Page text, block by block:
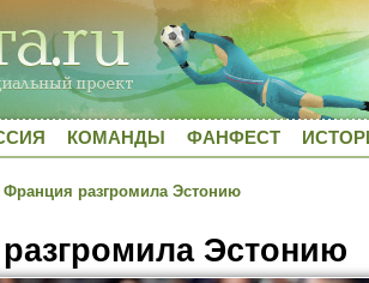
КОМАНДЫ ФАНФЕСТ
Франция разгромила Эстонию
Эстонию